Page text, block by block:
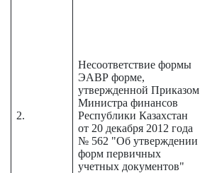
2.
Несоответствие формы
ЭАВР форме,
утвержденной Приказом
Министра финансов
Республики Казахстан
от 20 декабря 2012 года
№ 562 "Об утверждении
форм первичных
учетных документов"